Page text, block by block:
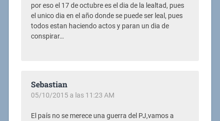
por eso el 17 de octubre es el dia de la lealtad, pues
el unico dia en el año donde se puede ser leal, pues
todos estan haciendo actos y paran un dia de
conspirar…
Sebastian
05/10/2015 a las 11:23 AM
El país no se merece una guerra del PJ,vamos a